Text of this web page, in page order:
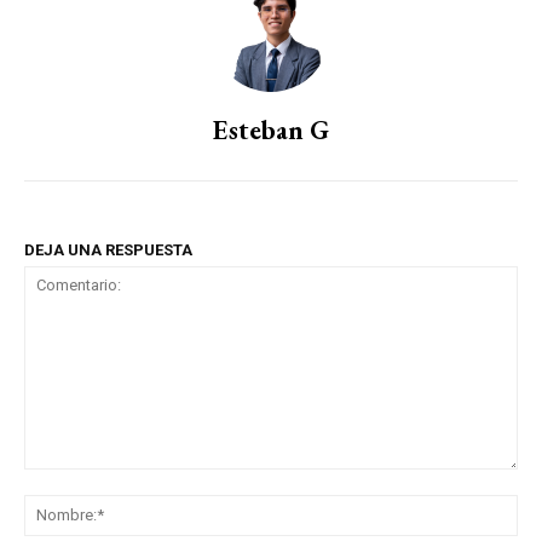
Esteban G
DEJA UNA RESPUESTA